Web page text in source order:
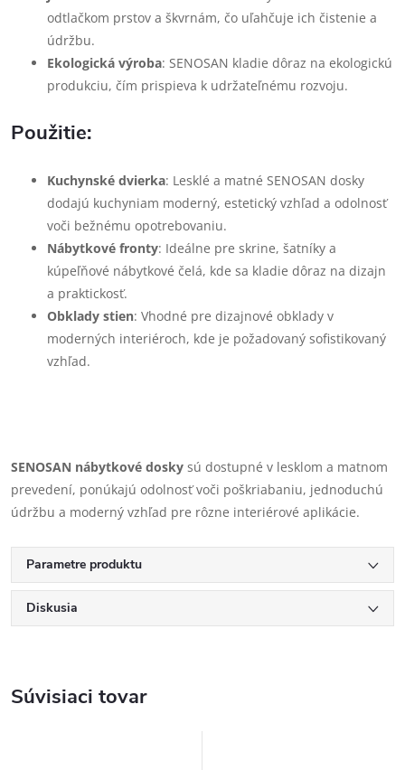
odtlačkom prstov a škvrnám, čo uľahčuje ich čistenie a
údržbu.
Ekologická výroba: SENOSAN kladie dôraz na ekologickú
produkciu, čím prispieva k udržateľnému rozvoju.
Použitie:
Kuchynské dvierka: Lesklé a matné SENOSAN dosky
dodajú kuchyniam moderný, estetický vzhľad a odolnosť
voči bežnému opotrebovaniu.
Nábytkové fronty: Ideálne pre skrine, šatníky a
kúpeľňové nábytkové čelá, kde sa kladie dôraz na dizajn
a praktickosť.
Obklady stien: Vhodné pre dizajnové obklady v
moderných interiéroch, kde je požadovaný sofistikovaný
vzhľad.
SENOSAN nábytkové dosky sú dostupné v lesklom a matnom
prevedení, ponúkajú odolnosť voči poškriabaniu, jednoduchú
údržbu a moderný vzhľad pre rôzne interiérové aplikácie.
Parametre produktu
Diskusia
Súvisiaci tovar